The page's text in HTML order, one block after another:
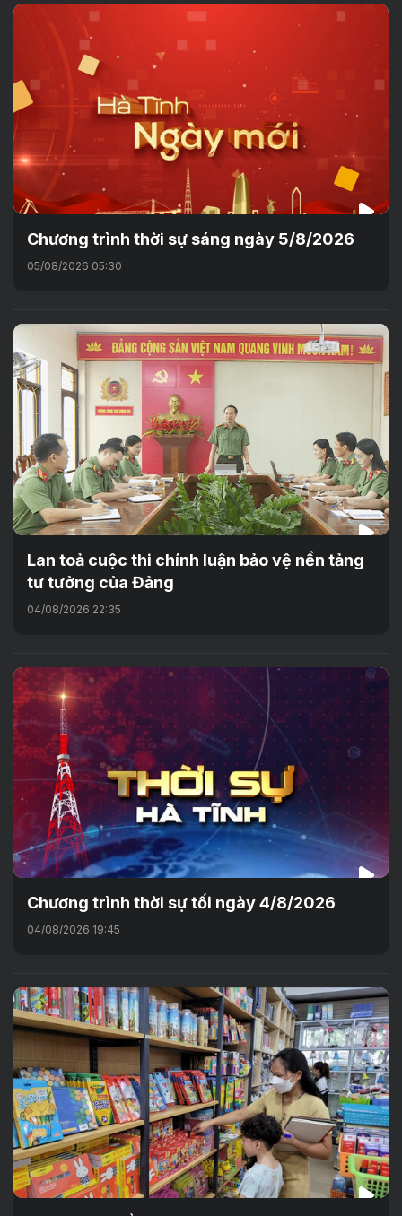
Chương trình thời sự sáng ngày 5/8/2026
05/08/2026 05:30
Lan toả cuộc thi chính luận bảo vệ nền tảng
tư tưởng của Đảng
04/08/2026 22:35
Chương trình thời sự tối ngày 4/8/2026
04/08/2026 19:45